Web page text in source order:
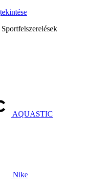
Sportfelszerelések
AQUASTIC
Nike